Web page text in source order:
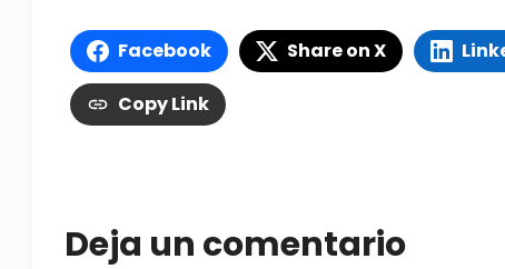
Facebook Share on X
Copy Link
Deja un comentario